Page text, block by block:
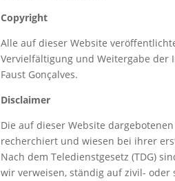
Copyright
Alle auf dieser Website
Vervielfältigung und Weitergabe
Faust Gonçalves.
Disclaimer
Die auf dieser Website
recherchiert und wiesen bei ihrer
Nach dem Teledienstgesetz (TDG)
wir verweisen, ständig auf zivil-